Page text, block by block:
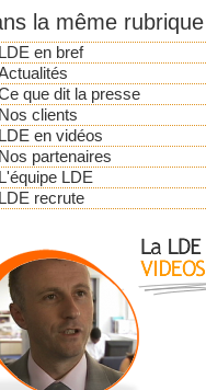
la même rubrique
LDE en bref
que dit la presse
Nos clients
LDE en vidéos
Nos partenaires
L'équipe LDE
LDE recrute